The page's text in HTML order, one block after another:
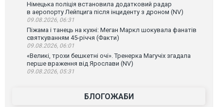
Німецька поліція встановила додатковий радар
в аеропорту Лейпцига після інциденту з дроном (NV)
09.08.2026, 06:31
Піжама і танець на кухні: Меган Маркл шокувала фанатів
святкуванням 45-річчя (Факти)
09.08.2026, 06:01
«Великі, трохи бешкетні очі». Тренерка Магучіх згадала
перше враження від Ярослави (NV)
09.08.2026, 05:31
БЛОГОЖАБИ